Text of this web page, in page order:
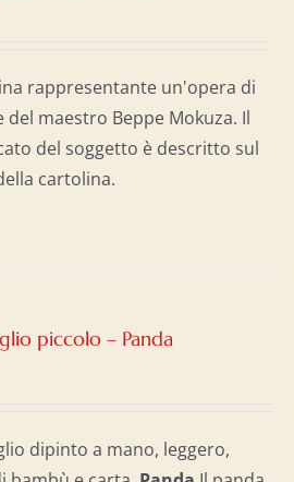
rappresentante un'opera di
del maestro Beppe Mokuza. Il
del soggetto è descritto sul
cartolina.
piccolo – Panda
dipinto a mano, leggero,